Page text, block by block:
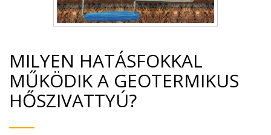
MILYEN HATÁSFOKKAL
MŰKÖDIK A GEOTERMIKUS
HŐSZIVATTYÚ?